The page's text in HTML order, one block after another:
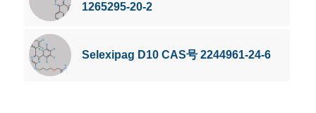
1265295-20-2
Selexipag D10 CAS号 2244961-24-6